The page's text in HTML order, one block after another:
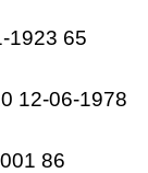
1923 65
12-06-1978
86